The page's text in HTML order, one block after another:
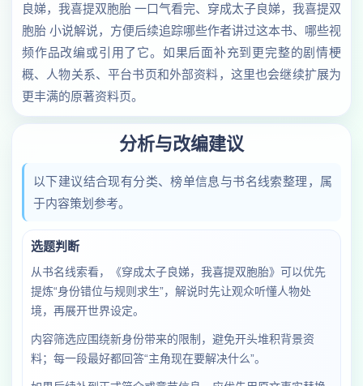
良娣，我喜提双胞胎 一口气看完、穿成太子良娣，我喜提双
胞胎 小说解说，方便后续追踪哪些作者讲过这本书、哪些视
频作品改编或引用了它。如果后面补充到更完整的剧情梗
概、人物关系、平台书页和外部资料，这里也会继续扩展为
更丰满的原著资料页。
分析与改编建议
以下建议结合现有分类、榜单信息与书名线索整理，属
于内容策划参考。
选题判断
从书名线索看，《穿成太子良娣，我喜提双胞胎》可以优先
提炼“身份错位与规则求生”，解说时先让观众听懂人物处
境，再展开世界设定。
内容筛选应围绕新身份带来的限制，避免开头堆积背景资
料；每一段最好都回答“主角现在要解决什么”。